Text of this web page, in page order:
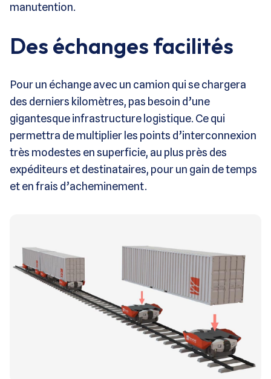
manutention.
Des échanges facilités
Pour un échange avec un camion qui se chargera
des derniers kilomètres, pas besoin d’une
gigantesque infrastructure logistique. Ce qui
permettra de multiplier les points d’interconnexion
très modestes en superficie, au plus près des
expéditeurs et destinataires, pour un gain de temps
et en frais d’acheminement.